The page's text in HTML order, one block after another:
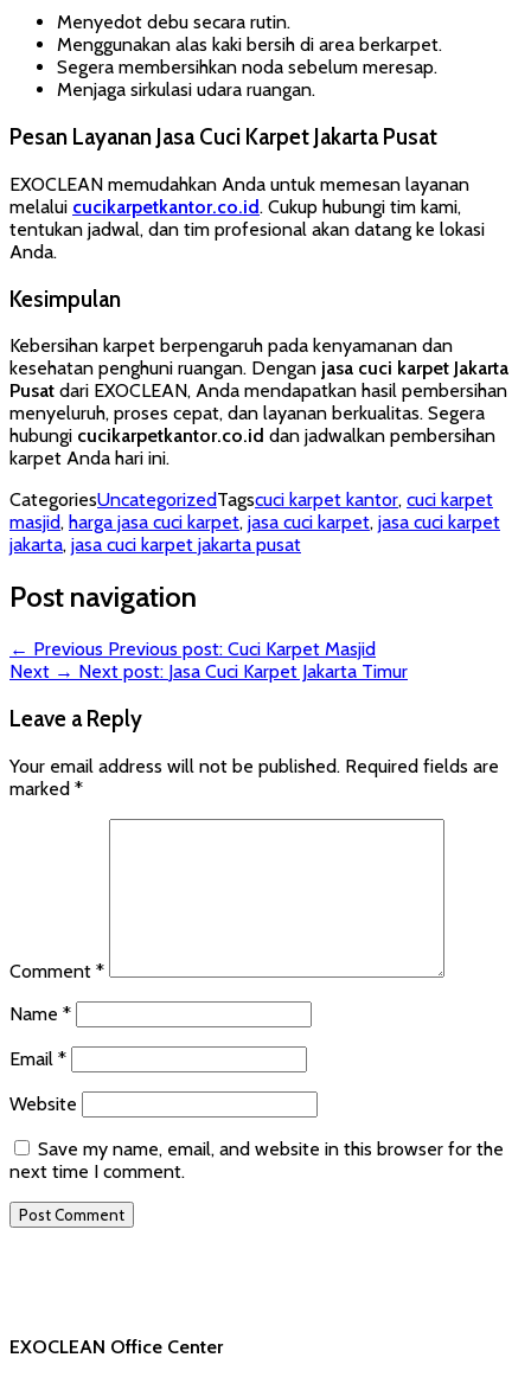
Menyedot debu secara rutin.
Menggunakan alas kaki bersih di area berkarpet.
Segera membersihkan noda sebelum meresap.
Menjaga sirkulasi udara ruangan.
Pesan Layanan Jasa Cuci Karpet Jakarta Pusat
EXOCLEAN memudahkan Anda untuk memesan layanan
melalui cucikarpetkantor.co.id. Cukup hubungi tim kami,
tentukan jadwal, dan tim profesional akan datang ke lokasi
Anda.
Kesimpulan
Kebersihan karpet berpengaruh pada kenyamanan dan
kesehatan penghuni ruangan. Dengan jasa cuci karpet Jakarta
Pusat dari EXOCLEAN, Anda mendapatkan hasil pembersihan
menyeluruh, proses cepat, dan layanan berkualitas. Segera
hubungi cucikarpetkantor.co.id dan jadwalkan pembersihan
karpet Anda hari ini.
CategoriesUncategorizedTagscuci karpet kantor, cuci karpet
masjid, harga jasa cuci karpet, jasa cuci karpet, jasa cuci karpet
jakarta, jasa cuci karpet jakarta pusat
Post navigation
← Previous Previous post: Cuci Karpet Masjid
Next → Next post: Jasa Cuci Karpet Jakarta Timur
Leave a Reply
Your email address will not be published. Required fields are
marked *
Comment *
Name *
Email *
Website
Save my name, email, and website in this browser for the
next time I comment.
EXOCLEAN Office Center